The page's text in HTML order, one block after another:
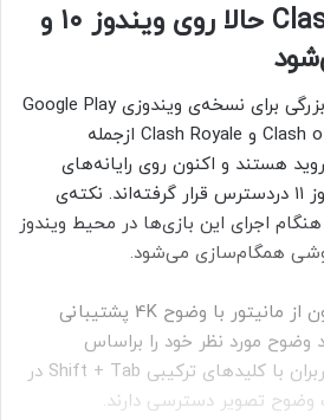
بازی Clash of Clans حالا روی ویندوز ۱۰ و
گوگل روز گذشته آپدیت بزرگی برای نسخه‌ی ویندوزی Google Play
Games ارائه داد. Clash of Clans و Clash Royale ازجمله
هستند و اکنون روی رایانه‌های
مجهز به ویندوز ۱۰ و ویندوز ۱۱ دردسترس قرار گرفته‌اند. نکته‌ی
اجرای این بازی‌ها در محیط ویندوز
همگام‌سازی می‌شود.
Google Play Games اکنون از مانیتور با وضوح 4K پشتیبانی
وضوح مورد نظر خود را براساس
نیازشان انتخاب کنند. کاربران با کلیدهای ترکیبی Shift + Tab در
وضوح تصویر دسترسی دارند.